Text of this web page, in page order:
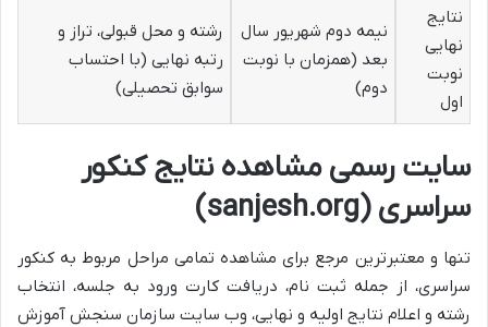
نتایج
نهایی
نوبت
اول
نیمه دوم شهریور سال
بعد (همزمان با نوبت
دوم)
رشته و محل قبولی، تراز و
رتبه نهایی (با احتساب
سوابق تحصیلی)
سایت رسمی مشاهده نتایج کنکور
سراسری (sanjesh.org)
تنها و معتبرترین مرجع برای مشاهده تمامی مراحل مربوط به کنکور
سراسری، از جمله ثبت نام، دریافت کارت ورود به جلسه، انتخاب
رشته و اعلام نتایج اولیه و نهایی، وب سایت سازمان سنجش آموزش